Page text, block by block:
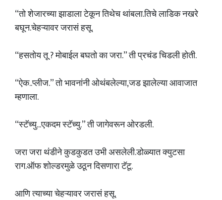
“तो शेजारच्या झाडाला टेकून तिथेच थांबला.तिचे लाडिक नखरे
बघून.चेहऱ्यावर जरासं हसू.
“हसतोय तू ? मोबाईल बघतो का जरा.” ती प्रचंड चिडली होती.
“ऐक..प्लीज.” तो भावनांनी ओथंबलेल्या,जड झालेल्या आवाजात
म्हणाला.
“स्टॅच्यु...एकदम स्टॅच्यु.” ती जागेवरून ओरडली.
जरा जरा थंडीने कुडकुडत उभी असलेली.डोळ्यात क्युटसा
राग.ऑफ शोल्डरमुळे उठून दिसणारा टॅटू.
आणि त्याच्या चेहऱ्यावर जरासं हसू.